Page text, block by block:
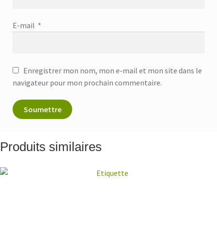
E-mail *
Enregistrer mon nom, mon e-mail et mon site dans le
navigateur pour mon prochain commentaire.
Produits similaires